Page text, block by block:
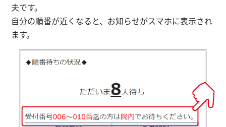
夫です。
自分の順番が近くなると、お知らせがスマホに表示され
ます。